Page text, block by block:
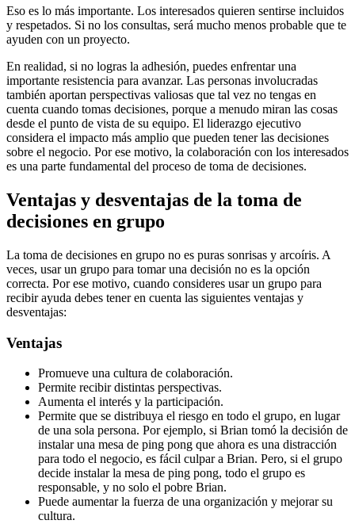
Eso es lo más importante. Los interesados quieren sentirse incluidos
y respetados. Si no los consultas, será mucho menos probable que te
ayuden con un proyecto.
En realidad, si no logras la adhesión, puedes enfrentar una
importante resistencia para avanzar. Las personas involucradas
también aportan perspectivas valiosas que tal vez no tengas en
cuenta cuando tomas decisiones, porque a menudo miran las cosas
desde el punto de vista de su equipo. El liderazgo ejecutivo
considera el impacto más amplio que pueden tener las decisiones
sobre el negocio. Por ese motivo, la colaboración con los interesados
es una parte fundamental del proceso de toma de decisiones.
Ventajas y desventajas de la toma de
decisiones en grupo
La toma de decisiones en grupo no es puras sonrisas y arcoíris. A
veces, usar un grupo para tomar una decisión no es la opción
correcta. Por ese motivo, cuando consideres usar un grupo para
recibir ayuda debes tener en cuenta las siguientes ventajas y
desventajas:
Ventajas
Promueve una cultura de colaboración.
Permite recibir distintas perspectivas.
Aumenta el interés y la participación.
Permite que se distribuya el riesgo en todo el grupo, en lugar
de una sola persona. Por ejemplo, si Brian tomó la decisión de
instalar una mesa de ping pong que ahora es una distracción
para todo el negocio, es fácil culpar a Brian. Pero, si el grupo
decide instalar la mesa de ping pong, todo el grupo es
responsable, y no solo el pobre Brian.
Puede aumentar la fuerza de una organización y mejorar su
cultura.